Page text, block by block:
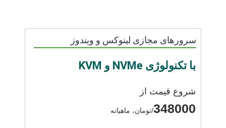
سرورهای مجازی لینوکس و ویندوز
با تکنولوژی NVMe و KVM
شروع قیمت از
348000/تومان، ماهیانه